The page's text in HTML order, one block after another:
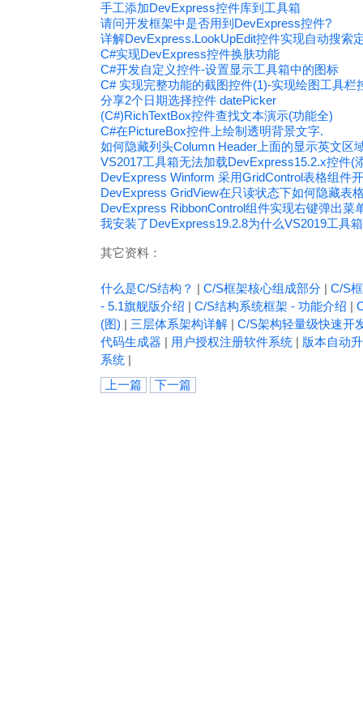
手工添加DevExpress控件库到工具箱
请问开发框架中是否用到DevExpress控件?
详解DevExpress.LookUpEdit控件实现自动搜索
C#实现DevExpress控件换肤功能
C#开发自定义控件-设置显示工具箱中的图标
C# 实现完整功能的截图控件(1)-实现绘图工具栏
分享2个日期选择控件 datePicker
(C#)RichTextBox控件查找文本演示(功能全)
C#在PictureBox控件上绘制透明背景文字.
如何隐藏列头Column Header上面的显示英文区
VS2017工具箱无法加载DevExpress15.2.x控件(
DevExpress Winform 采用GridControl表格组件
DevExpress GridView在只读状态下如何隐藏表
DevExpress RibbonControl组件实现右键弹出菜
我安装了DevExpress19.2.8为什么VS2019工具
其它资料：
什么是C/S结构？ | C/S框架核心组成部分 | C/S
- 5.1旗舰版介绍 | C/S结构系统框架 - 功能介绍 |
(图) | 三层体系架构详解 | C/S架构轻量级快速开
代码生成器 | 用户授权注册软件系统 | 版本自动
系统 |
上一篇
下一篇